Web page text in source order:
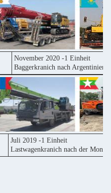
November 2020 -1 Einheit
Baggerkranich nach Argentinien
Juli 2019 -1 Einheit
Lastwagenkranich nach der